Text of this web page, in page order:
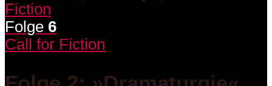
Folge 6
Call for Fiction